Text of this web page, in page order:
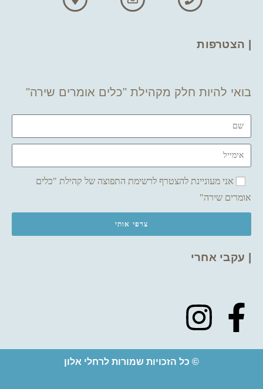
| הצטרפות
בואי להיות חלק מקהילת "כלים אומרים שירה"
אני מעוניינת להצטרף לרשימת התפוצה של קהילת "כלים
אומרים שירה"
צרפי אותי
| עקבי אחרי
© כל הזכויות שמורות לרחלי אלון